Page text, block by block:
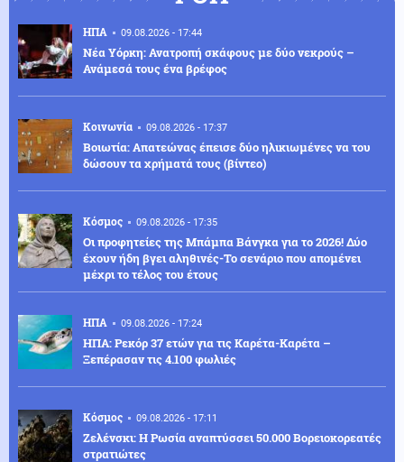
ΗΠΑ 09.08.2026 - 17:44
Νέα Υόρκη: Ανατροπή σκάφους με δύο νεκρούς –
Ανάμεσά τους ένα βρέφος
Κοινωνία 09.08.2026 - 17:37
Βοιωτία: Απατεώνας έπεισε δύο ηλικιωμένες να του
δώσουν τα χρήματά τους (βίντεο)
Κόσμος 09.08.2026 - 17:35
Οι προφητείες της Μπάμπα Βάνγκα για το 2026! Δύο
έχουν ήδη βγει αληθινές-Το σενάριο που απομένει
μέχρι το τέλος του έτους
ΗΠΑ 09.08.2026 - 17:24
ΗΠΑ: Ρεκόρ 37 ετών για τις Καρέτα-Καρέτα –
Ξεπέρασαν τις 4.100 φωλιές
Κόσμος 09.08.2026 - 17:11
Ζελένσκι: Η Ρωσία αναπτύσσει 50.000 Βορειοκορεατές
στρατιώτες